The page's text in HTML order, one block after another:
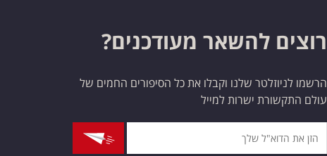
רוצים להשאר מעודכנים?
הרשמו לניוזלטר שלנו וקבלו את כל הסיפורים החמים של
עולם התקשורת ישרות למייל